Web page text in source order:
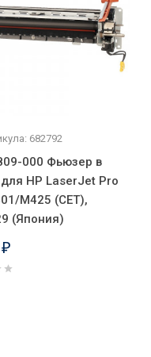
682792
000 Фьюзер в
HP LaserJet Pro
M425 (CET),
(Япония)
₽